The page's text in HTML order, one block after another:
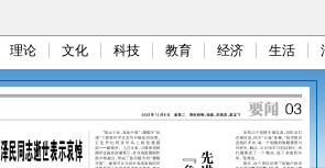
理论 文化 科技 教育 经济 生活